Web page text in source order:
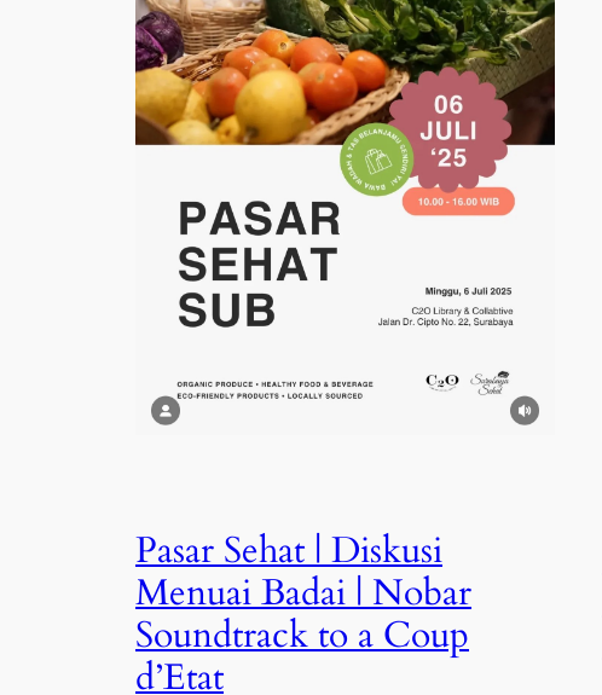
Pasar Sehat | Diskusi
Menuai Badai | Nobar
Soundtrack to a Coup
d’Etat